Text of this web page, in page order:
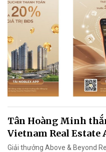
Tân Hoàng Minh
Vietnam Real Estate
Giải thưởng Above & Beyond